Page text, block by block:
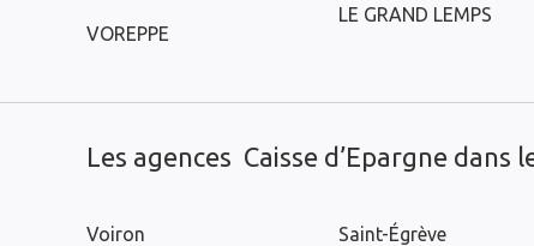
VOREPPE
LE GRAND LEMPS
Les agences Caisse d’Epargne dans
Voiron Saint-Égrève